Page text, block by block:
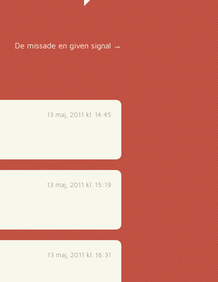
De missade en given signal →
13 maj, 2011 kl. 14:45
13 maj, 2011 kl. 15:19
13 maj, 2011 kl. 16:31